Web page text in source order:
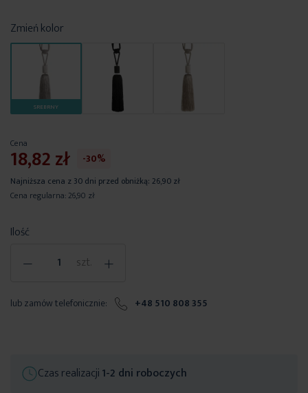
Zmień kolor
SREBRNY
Ilość
- szt. +
Cena
18,82 zł -30%
Najniższa cena z 30 dni przed obniżką: 26,90 zł
Cena regularna: 26,90 zł
lub zamów telefonicznie: +48 510 808 355
Czas realizacji1-2 dni roboczych